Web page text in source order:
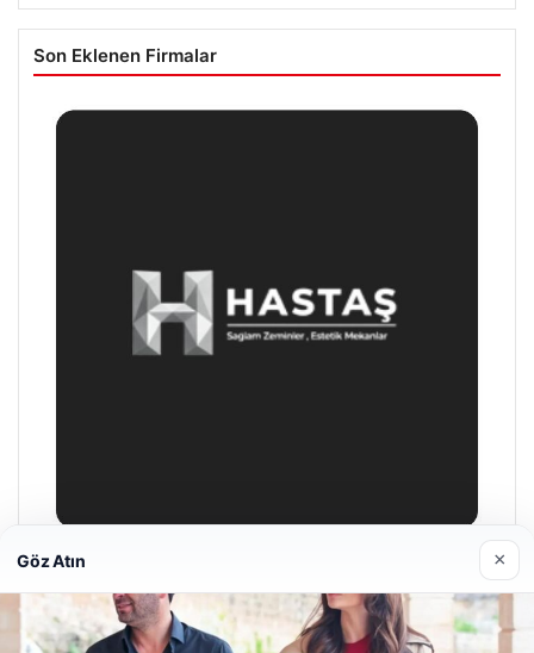
Son Eklenen Firmalar
Mayıs 26, 2026
Göz Atın ×